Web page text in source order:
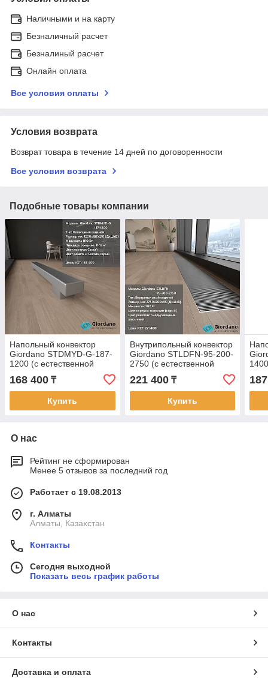
Наличными и на карту
Безналичный расчет
Безналиный расчет
Онлайн оплата
Все условия оплаты
Условия возврата
Возврат товара в течение 14 дней по договоренности
Все условия возврата
Подобные товары компании
Напольный конвектор
Giordano STDMYD-G-187-
1200 (с естественной
конвекцией)
168 400 ₸
Купить
Внутрипольный конвектор
Giordano STLDFN-95-200-
2750 (с естественной
конвекцией)
221 400₸
Купить
О нас
Рейтинг не сформирован
Менее 5 отзывов за последний год
Работает с 19.08.2013
г. Алматы
Алматы, Казахстан
Контакты
Сегодня выходной
Показать весь график работы
О нас
Контакты
Доставка и оплата